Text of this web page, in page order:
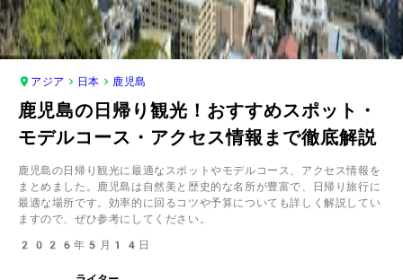
アジア 日本 鹿児島
鹿児島の日帰り観光！おすすめスポット・
モデルコース・アクセス情報まで徹底解説
鹿児島の日帰り観光に最適なスポットやモデルコース、アクセス情報を
まとめました。鹿児島は自然美と歴史的な名所が豊富で、日帰り旅行に
最適な場所です。効率的に回るコツや予算についても詳しく解説してい
ますので、ぜひ参考にしてください。
2026年5月14日